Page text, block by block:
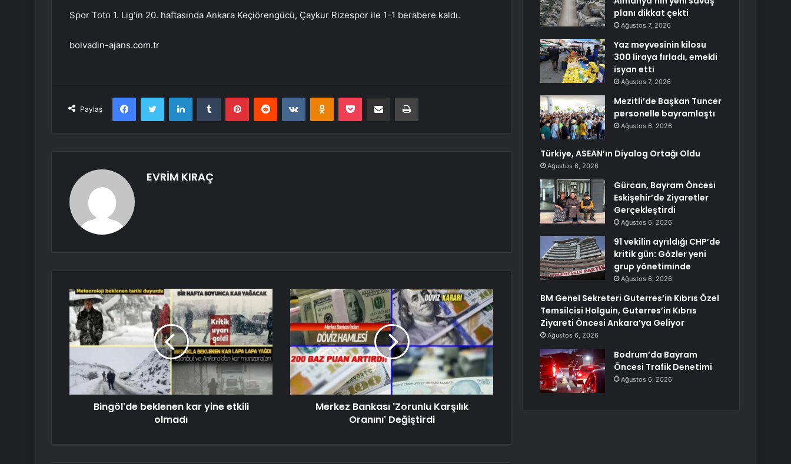
Spor Toto 1. Lig’in 20. haftasında Ankara Keçiörengücü, Çaykur Rizespor ile 1-1 berabere kaldı.
bolvadin-ajans.com.tr
Paylaş
FacebookTwitter LinkedInTumblr PinterestReddit VKontakteOdnoklassniki
Pocket E-Posta ile paylaş Yazdır
EVRİM KIRAÇ
Bingöl'de beklenen kar yine etkili
olmadı
Merkez Bankası 'Zorunlu Karşılık
Oranını' Değiştirdi
planı dikkat çekti
Ağustos 7, 2026
Yaz meyvesinin kilosu
300 liraya fırladı, emekli
isyan etti
Ağustos 7, 2026
Mezitli’de Başkan Tuncer
personelle bayramlaştı
Ağustos 6, 2026
Türkiye, ASEAN’ın Diyalog Ortağı Oldu
Ağustos 6, 2026
Gürcan, Bayram Öncesi
Eskişehir’de Ziyaretler
Gerçekleştirdi
Ağustos 6, 2026
91 vekilin ayrıldığı CHP’de
kritik gün: Gözler yeni
grup yönetiminde
Ağustos 6, 2026
BM Genel Sekreteri Guterres’in Kıbrıs Özel
Temsilcisi Holguin, Guterres’in Kıbrıs
Ziyareti Öncesi Ankara’ya Geliyor
Ağustos 6, 2026
Bodrum’da Bayram
Öncesi Trafik Denetimi
Ağustos 6, 2026